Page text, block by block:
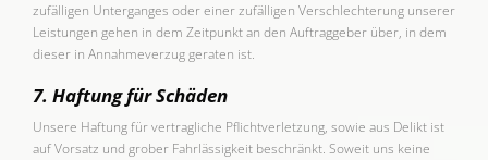
zufälligen Unterganges oder einer zufälligen Verschlechterung unserer
Leistungen gehen in dem Zeitpunkt an den Auftraggeber über, in dem
dieser in Annahmeverzug geraten ist.
7. Haftung für Schäden
Unsere Haftung für vertragliche Pflichtverletzung, sowie aus Delikt ist
auf Vorsatz und grober Fahrlässigkeit beschränkt. Soweit uns keine